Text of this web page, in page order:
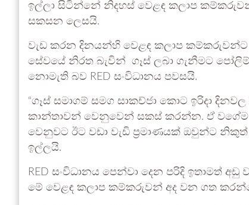
ඉල්ලා සිටින්නේ නිදහස් වෙළඳ කලාප
සකසන ලෙසයි.
වැඩ කරන දිනයන්හි වෙළඳ කලාප කම්කරුවන්ට
සේවයේ නිරත බැවින් ගෑස් ලබා ගැනීමට
නොමැති බව RED සංවිධානය පවසයි.
“ගෑස් සමාගම් සමග සාකච්ජා කොට ඉරිදා
කාන්තාවන් වෙනුවෙන් සකස් කරන්න. ඒ වගේම
වෙනුවට ඊට වඩා වැඩි ප්‍රමාණයක් ඔවුන්ට නිකුත්
ඉල්ලයි.
RED සංවිධානය පෙන්වා දෙන පරිදි ඉතාමත්
මේ වෙළඳ කලාප කම්කරුවන් අද වන ගත